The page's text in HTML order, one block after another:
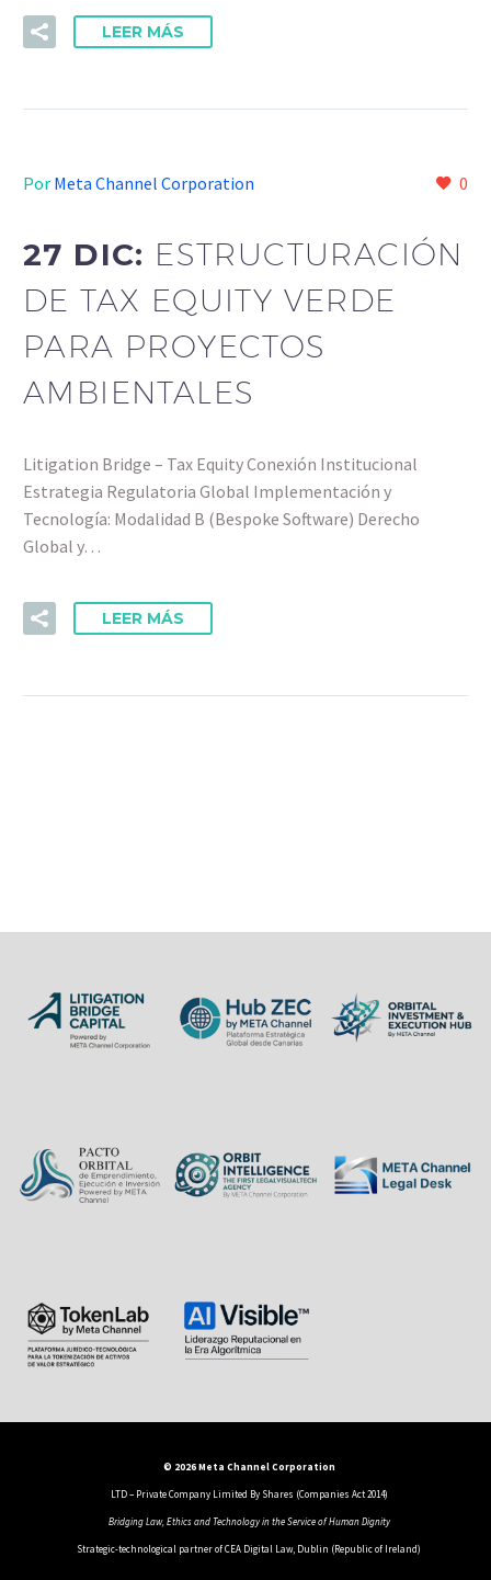
LEER MÁS
0
Por Meta Channel Corporation
27 DIC: ESTRUCTURACIÓN
DE TAX EQUITY VERDE
PARA PROYECTOS
AMBIENTALES
Litigation Bridge – Tax Equity Conexión Institucional
Estrategia Regulatoria Global Implementación y
Tecnología: Modalidad B (Bespoke Software) Derecho
Global y…
LEER MÁS
© 2026 Meta Channel Corporation
LTD – Private Company Limited By Shares (Companies Act 2014)
Bridging Law, Ethics and Technology in the Service of Human Dignity
Strategic-technological partner of CEA Digital Law, Dublin (Republic of Ireland)